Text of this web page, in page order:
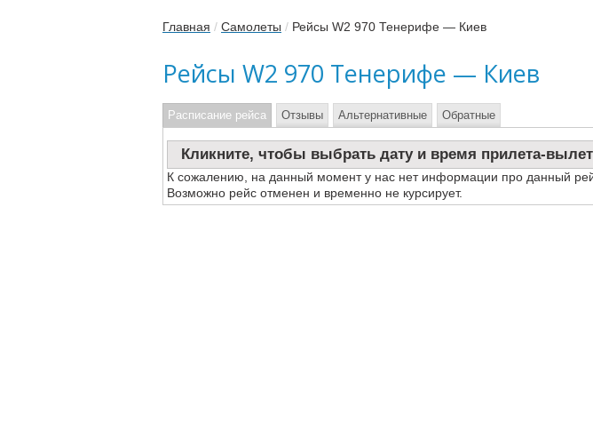
Главная / Самолеты / Рейсы W2 970 Тенерифе — Киев
Рейсы W2 970 Тенерифе — Киев
Расписание рейса
Кликните, чтобы выбрать дату и время прилета-
К сожалению, на данный момент у нас нет информации про данный
Возможно рейс отменен и временно не курсирует.
Отзывы Альтернативные Обратные